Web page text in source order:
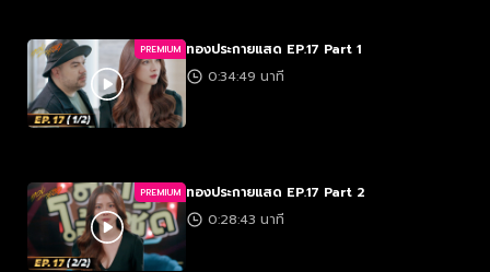
PREMIUM ทองประกายแสด EP.17 Part 1
0:34:49 นาที
PREMIUM ทองประกายแสด EP.17 Part 2
0:28:43 นาที